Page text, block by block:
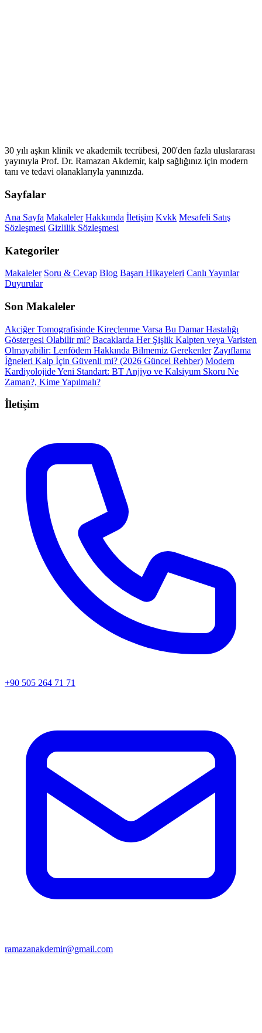
30 yılı aşkın klinik ve akademik tecrübesi, 200'den fazla uluslararası
yayınıyla Prof. Dr. Ramazan Akdemir, kalp sağlığınız için modern
tanı ve tedavi olanaklarıyla yanınızda.
Sayfalar
Ana Sayfa Makaleler Hakkımda İletişim Kvkk Mesafeli Satış
Sözleşmesi Gizlilik Sözleşmesi
Kategoriler
Makaleler Soru & Cevap Blog Başarı Hikayeleri Canlı Yayınlar
Duyurular
Son Makaleler
Akciğer Tomografisinde Kireçlenme Varsa Bu Damar Hastalığı
Göstergesi Olabilir mi? Bacaklarda Her Şişlik Kalpten veya Varisten
Olmayabilir: Lenfödem Hakkında Bilmemiz Gerekenler Zayıflama
İğneleri Kalp İçin Güvenli mi? (2026 Güncel Rehber) Modern
Kardiyolojide Yeni Standart: BT Anjiyo ve Kalsiyum Skoru Ne
Zaman?, Kime Yapılmalı?
İletişim
+90 505 264 71 71
ramazanakdemir@gmail.com